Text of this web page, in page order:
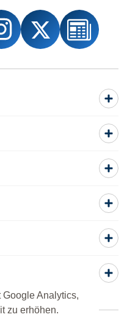
Analytics,
zu erhöhen.